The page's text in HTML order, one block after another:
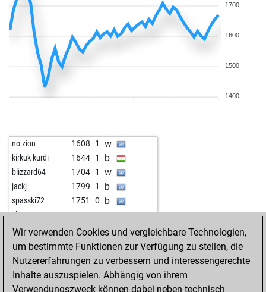
1700
1600
1500
1400
no zion 1608 1 w
kirkuk kurdi 1644 1 b
blizzard64 1704 1 w
jackj 1799 1 b
spasski72 1751 0 b
chessztrewq 1653 0 w
coveman 1660 1 b
dibyajyoti panja 1613 0 w
gardelo 1675 0 w
gardelo 1658 0 b
tochkata 1610 0 w
Wir verwenden Cookies und vergleichbare Technologien,
um bestimmte Funktionen zur Verfügung zu stellen, die
Nutzererfahrungen zu verbessern und interessengerechte
Inhalte auszuspielen. Abhängig von ihrem
Verwendungszweck können dabei neben technisch